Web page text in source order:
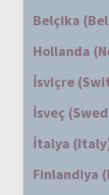
Belçika
Hollanda
İsviçre
İsveç
İtalya
Finlandiya